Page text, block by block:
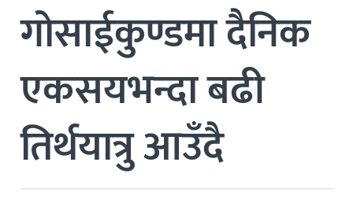
गोसाईकुण्डमा दैनिक
एकसयभन्दा बढी
तिर्थयात्रु आउँदै